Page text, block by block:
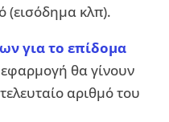
(εισόδημα κλπ).
για το επίδομα
εφαρμογή θα γίνουν
αριθμό του